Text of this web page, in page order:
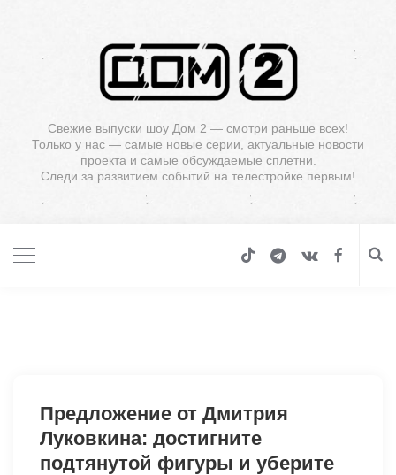
Свежие выпуски шоу Дом 2 — смотри раньше всех!
Только у нас — самые новые серии, актуальные новости
проекта и самые обсуждаемые сплетни.
Следи за развитием событий на телестройке первым!
Предложение от Дмитрия
Луковкина: достигните
подтянутой фигуры и уберите